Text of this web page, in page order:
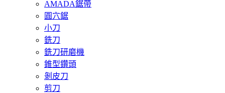
AMADA鋸帶
圓穴鋸
小刀
銑刀
銑刀研磨機
錐型鑽頭
剝皮刀
剪刀